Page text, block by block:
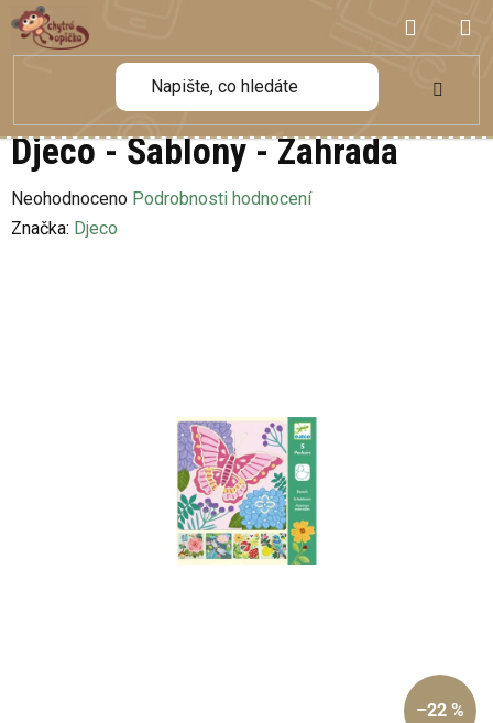
Přejít
na
obsah
KOŠÍK
Djeco - Šablony - Zahrada
Průměrné
hodnocení
Neohodnoceno Podrobnosti hodnocení
Značka: Djeco
–22 %